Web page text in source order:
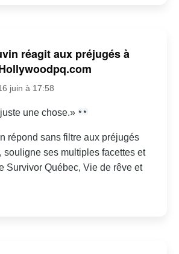
réagit aux préjugés à
juin à 17:58
une chose.»
répond sans filtre aux préjugés
souligne ses multiples facettes et
Survivor Québec, Vie de rêve et